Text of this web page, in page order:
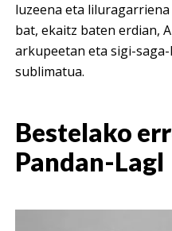
luzeena eta
bat, ekaitz baten erdian,
arkupeetan eta sigi-
sublimatua.
Bestelako
Pandan-Lagl